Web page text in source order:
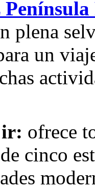
plena
un
ir: ofrece
cinco